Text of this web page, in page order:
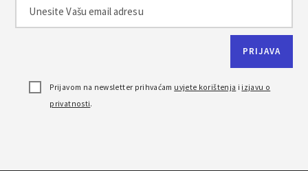
Prijavom na newsletter prihvaćam uvjete korištenja i izjavu o
privatnosti.